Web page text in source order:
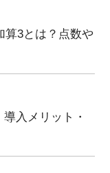
算3とは？点数や
入メリット・